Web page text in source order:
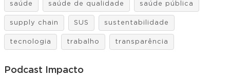
saúde saúde de qualidade saúde pública
supply chain SUS sustentabilidade
tecnologia trabalho transparência
Podcast Impacto